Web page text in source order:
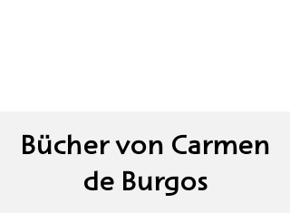
Bücher von Carmen
de Burgos